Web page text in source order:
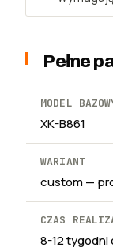
Pełne
MODEL
XK-B861
WARIANT
custom —
CZAS
8-12